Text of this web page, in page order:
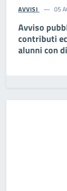
AVVISI 05
Avviso
contributi
alunni con